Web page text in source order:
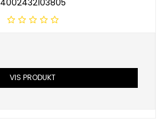
4002432103805
VIS PRODUKT